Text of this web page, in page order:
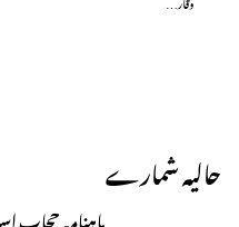
حالیہ شمارے